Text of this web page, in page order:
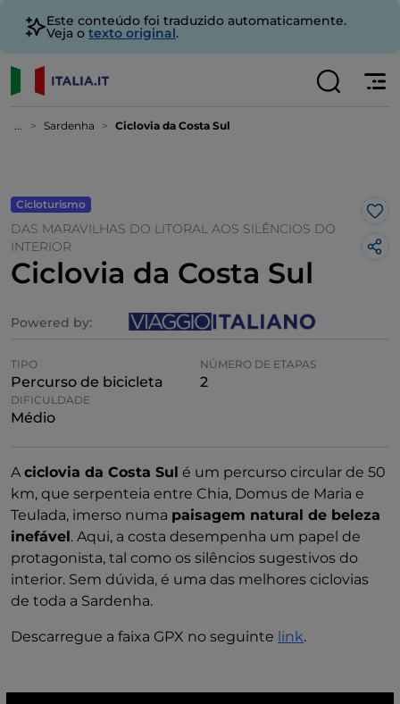
Este conteúdo foi traduzido automaticamente.
Veja o texto original.
... Sardenha Ciclovia da Costa Sul
Cicloturismo
DAS MARAVILHAS DO LITORAL AOS SILÊNCIOS DO
INTERIOR
Ciclovia da Costa Sul
Powered by:
TIPO
Percurso de bicicleta
NÚMERO DE ETAPAS
2
DIFICULDADE
Médio
Aciclovia da Costa Sul é um percurso circular de 50
km, que serpenteia entre Chia, Domus de Maria e
Teulada, imerso numa paisagem natural de beleza
inefável. Aqui, a costa desempenha um papel de
protagonista, tal como os silêncios sugestivos do
interior. Sem dúvida, é uma das melhores ciclovias
de toda a Sardenha.
Descarregue a faixa GPX no seguinte link.